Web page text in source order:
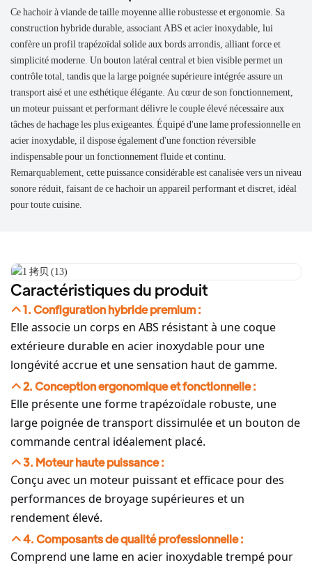
Ce hachoir à viande de taille moyenne allie robustesse et ergonomie. Sa
construction hybride durable, associant ABS et acier inoxydable, lui
confère un profil trapézoïdal solide aux bords arrondis, alliant force et
simplicité moderne. Un bouton latéral central et bien visible permet un
contrôle total, tandis que la large poignée supérieure intégrée assure un
transport aisé et une esthétique élégante. Au cœur de son fonctionnement,
un moteur puissant et performant délivre le couple élevé nécessaire aux
tâches de hachage les plus exigeantes. Équipé d'une lame professionnelle en
acier inoxydable, il dispose également d'une fonction réversible
indispensable pour un fonctionnement fluide et continu.
Remarquablement, cette puissance considérable est canalisée vers un niveau
sonore réduit, faisant de ce hachoir un appareil performant et discret, idéal
pour toute cuisine.
Caractéristiques du produit
1. Configuration hybride premium :
Elle associe un corps en ABS résistant à une coque
extérieure durable en acier inoxydable pour une
longévité accrue et une sensation haut de gamme.
2. Conception ergonomique et fonctionnelle :
Elle présente une forme trapézoïdale robuste, une
large poignée de transport dissimulée et un bouton de
commande central idéalement placé.
3. Moteur haute puissance :
Conçu avec un moteur puissant et efficace pour des
performances de broyage supérieures et un
rendement élevé.
4. Composants de qualité professionnelle :
Comprend une lame en acier inoxydable trempé pour